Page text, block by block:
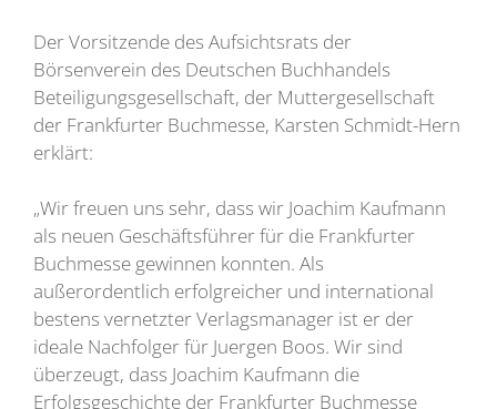
Der Vorsitzende des Aufsichtsrats der
Börsenverein des Deutschen Buchhandels
Beteiligungsgesellschaft, der Muttergesellschaft
der Frankfurter Buchmesse, Karsten Schmidt-Hern
erklärt:
„Wir freuen uns sehr, dass wir Joachim Kaufmann
als neuen Geschäftsführer für die Frankfurter
Buchmesse gewinnen konnten. Als
außerordentlich erfolgreicher und international
bestens vernetzter Verlagsmanager ist er der
ideale Nachfolger für Juergen Boos. Wir sind
überzeugt, dass Joachim Kaufmann die
Erfolgsgeschichte der Frankfurter Buchmesse